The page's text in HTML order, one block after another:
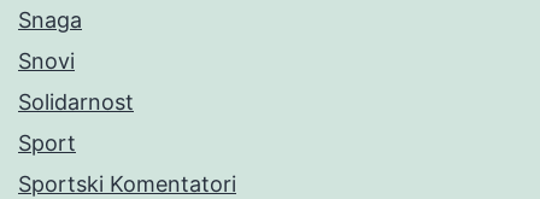
Snaga
Snovi
Solidarnost
Sport
Sportski Komentatori